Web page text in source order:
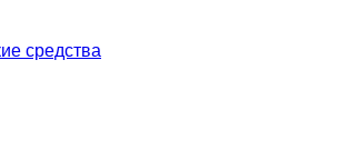
средства